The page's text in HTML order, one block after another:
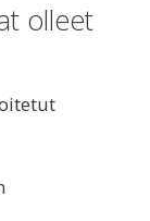
olleet